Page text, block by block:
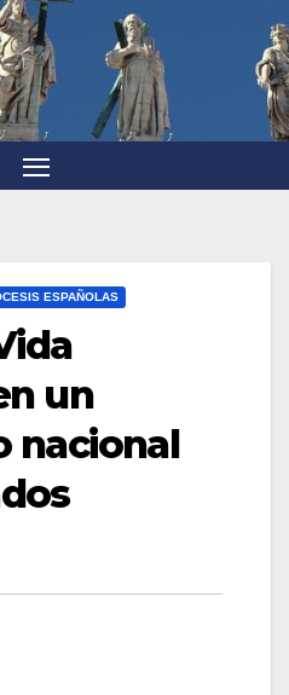
ESPAÑOLAS
un
nacional